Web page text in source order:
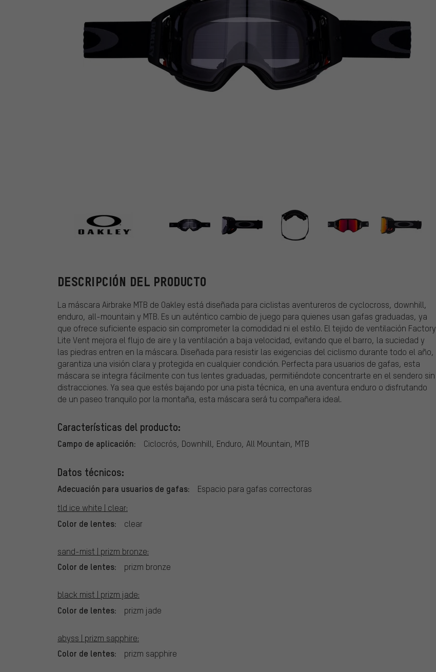
Oakley
DESCRIPCIÓN DEL PRODUCTO
La máscara Airbrake MTB de Oakley está diseñada para ciclistas aventureros de cyclocross, downhill,
enduro, all-mountain y MTB. Es un auténtico cambio de juego para quienes usan gafas graduadas, ya
que ofrece suficiente espacio sin comprometer la comodidad ni el estilo. El tejido de ventilación Factory
Lite Vent mejora el flujo de aire y la ventilación a baja velocidad, evitando que el barro, la suciedad y
las piedras entren en la máscara. Diseñada para resistir las exigencias del ciclismo durante todo el año,
garantiza una visión clara y protegida en cualquier condición. Perfecta para usuarios de gafas, esta
máscara se integra fácilmente con tus lentes graduadas, permitiéndote concentrarte en el sendero sin
distracciones. Ya sea que estés bajando por una pista técnica, en una aventura enduro o disfrutando
de un paseo tranquilo por la montaña, esta máscara será tu compañera ideal.
Características del producto:
Campo de aplicación: Ciclocrós, Downhill, Enduro, All Mountain, MTB
Datos técnicos:
Adecuación para usuarios de gafas:
Espacio para gafas correctoras
tld ice white | clear:
Color de lentes: clear
sand-mist | prizm bronze:
Color de lentes: prizm bronze
black mist | prizm jade:
Color de lentes: prizm jade
abyss | prizm sapphire:
Color de lentes: prizm sapphire